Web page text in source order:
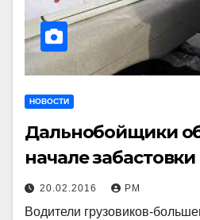
НОВОСТИ
Дальнобойщики
20.02.2016 РМ
Водители грузовиков-